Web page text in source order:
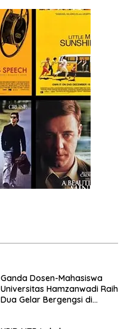
Ganda Dosen-Mahasiswa
Universitas Hamzanwadi Raih
Dua Gelar Bergengsi di